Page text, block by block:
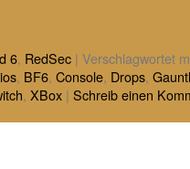
6, RedSec | Verschlagwortet
, BF6, Console, Drops,
, XBox | Schreib einen